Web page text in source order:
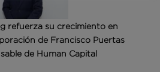
refuerza su crecimiento en
de Francisco Puertas
de Human Capital